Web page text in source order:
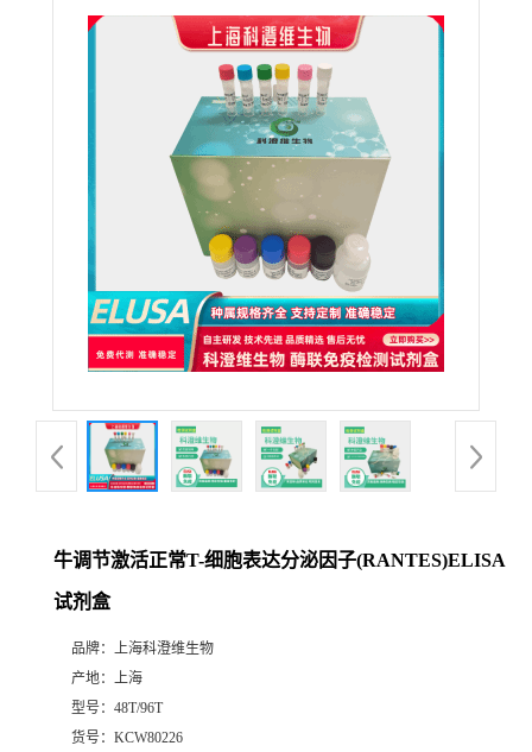
牛调节激活正常T-细胞表达分泌因子(RANTES)ELISA
试剂盒
品牌：
上海科澄维生物
产地：
上海
型号： 48T/96T
货号： KCW80226